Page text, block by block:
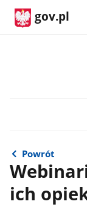
gov.pl
Powrót
ich